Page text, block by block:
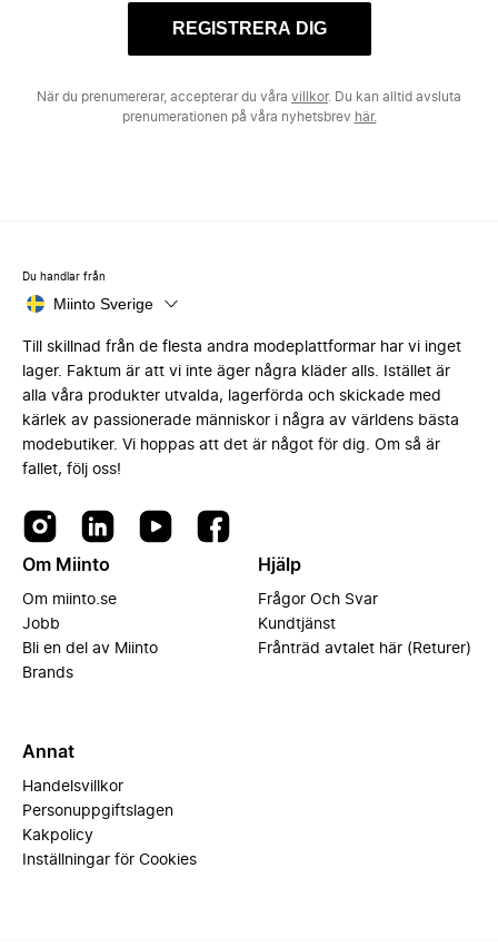
REGISTRERA DIG
När du prenumererar, accepterar du våra villkor. Du kan alltid avsluta
prenumerationen på våra nyhetsbrev här.
Du handlar från
Miinto Sverige
Till skillnad från de flesta andra modeplattformar har vi inget
lager. Faktum är att vi inte äger några kläder alls. Istället är
alla våra produkter utvalda, lagerförda och skickade med
kärlek av passionerade människor i några av världens bästa
modebutiker. Vi hoppas att det är något för dig. Om så är
fallet, följ oss!
Om Miinto
Om miinto.se
Jobb
Bli en del av Miinto
Brands
Hjälp
Frågor Och Svar
Kundtjänst
Frånträd avtalet här (Returer)
Annat
Handelsvillkor
Personuppgiftslagen
Kakpolicy
Inställningar för Cookies